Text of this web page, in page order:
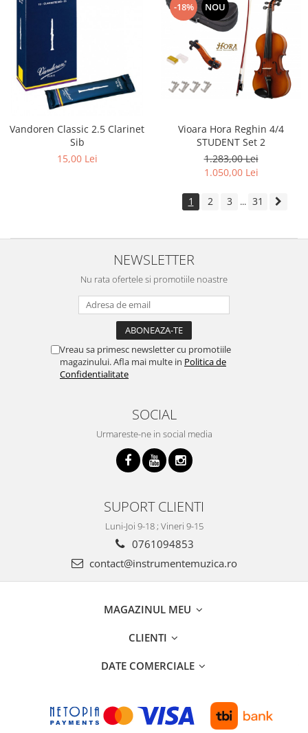
Vandoren Classic 2.5 Clarinet
Sib
15,00 Lei
-18% NOU
Vioara Hora Reghin 4/4
STUDENT Set 2
1.283,00 Lei
1.050,00 Lei
1 2 3 ... 31
NEWSLETTER
Nu rata ofertele si promotiile noastre
Vreau sa primesc newsletter cu promotiile
magazinului. Afla mai multe in Politica de
Confidentialitate
SOCIAL
Urmareste-ne in social media
SUPORT CLIENTI
Luni-Joi 9-18 ; Vineri 9-15
0761094853
contact@instrumentemuzica.ro
MAGAZINUL MEU
CLIENTI
DATE COMERCIALE